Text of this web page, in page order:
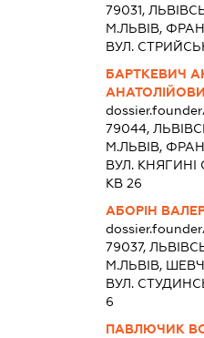
79031,
М.ЛЬВІВ,
ВУЛ.
БАРТКЕВИЧ
79044,
М.ЛЬВІВ,
ВУЛ. КНЯГИНІ
КВ 26
АБОРІН
79037,
М.ЛЬВІВ,
ВУЛ.
6
ПАВЛЮЧИК